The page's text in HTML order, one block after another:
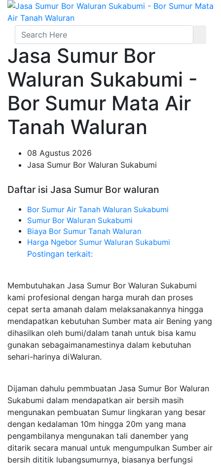
Jasa Sumur Bor
Waluran Sukabumi -
Bor Sumur Mata Air
Tanah Waluran
08 Agustus 2026
Jasa Sumur Bor Waluran Sukabumi
Daftar isi Jasa Sumur Bor waluran
Bor Sumur Air Tanah Waluran Sukabumi
Sumur Bor Waluran Sukabumi
Biaya Bor Sumur Tanah Waluran
Harga Ngebor Sumur Waluran Sukabumi
Postingan terkait:
Membutuhakan Jasa Sumur Bor Waluran Sukabumi
kami profesional dengan harga murah dan proses
cepat serta amanah dalam melaksanakannya hingga
mendapatkan kebutuhan Sumber mata air Bening yang
dihasilkan oleh bumi/dalam tanah untuk bisa kamu
gunakan sebagaimanamestinya dalam kebutuhan
sehari-harinya diWaluran.
Dijaman dahulu pemmbuatan Jasa Sumur Bor Waluran
Sukabumi dalam mendapatkan air bersih masih
mengunakan pembuatan Sumur lingkaran yang besar
dengan kedalaman 10m hingga 20m yang mana
pengambilanya mengunakan tali danember yang
ditarik secara manual untuk mengumpulkan Sumber air
bersih dititik lubangsumurnya, biasanya berfungsi